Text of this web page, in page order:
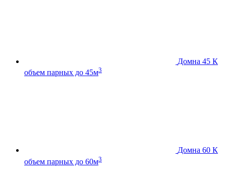
Домна 45 К
объем парных до 45м3
Домна 60 К
объем парных до 60м3